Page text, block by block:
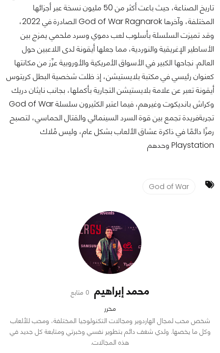
تاريخ الصناعة، حيث باعت أكثر من 50 مليون نسخة عبر أجزائها
المختلفة، وآخرها God of War Ragnarok الصادرة في 2022،
وقد تميزت السلسلة بأسلوب لعب دموي وسرد ملحمي يمزج بين
الأساطير الإغريقية والنوردية، مما جعلها أيقونة لدى اللاعبين حول
العالم. نجاحها الكبير في الأسواق الأمريكية والأوروبية عزّز من مكانتها
كعنوان رئيسي في مكتبة بلايستيشن، إذ ظلت شخصية البطل كريتوس
أيقونة تعبر عن علامة بلايستيشن التجارية بأكملها، بجانب نايثان دريك
وكراش بانديكوت وغيرهم، فيما اعتبر الكثيرون سلسلة God of War
تجربةفريدة تجمع بين قوة السرد السينمائي والقتال الحماسي، لتصبح
رمزًا دائمًا في ذاكرة عشاق الألعاب بشكل عام، وليس مُلاك
Playstation وحدهم
God of War
محمد إبراهيم 0 متابع
محرر
شخص محب لمجال الهاردوير ومجالات التكنولوجيا المختلفة، ومحب للألعاب
وكل ما يخصها. ولدي شغف دائم بتطوير نفسي وخبرتي ومتابعة كل جديد في
هذه المجالات.